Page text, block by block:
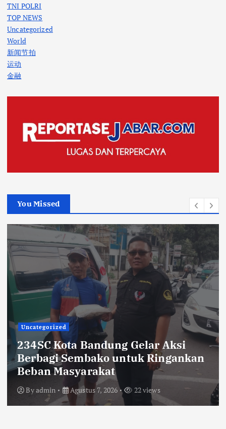
TNI POLRI
TOP NEWS
Uncategorized
World
新闻节拍
运动
金融
You Missed
TNI POLRI
Sikat Kejahatan Jalanan di Jabar,
413 Pelaku Diciduk dan 1.016 Motor
Disita
Byadmin Agustus 7, 2026 24 views